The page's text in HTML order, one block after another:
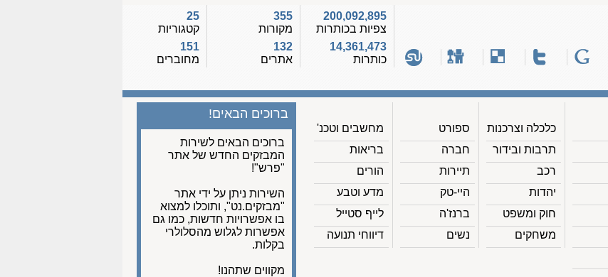
200,092,895
צפיות בכותרות
14,361,473
כותרות
355
מקורות
132
אתרים
25
קטגוריות
151
מחוברים
כלכלה וצרכנות
תרבות ובידור
רכב
יהדות
חוק ומשפט
משחקים
ספורט
חברה
תיירות
היי-טק
ברנז'ה
נשים
מחשבים וטכנ'
בריאות
הורים
מדע וטבע
לייף סטייל
דיווחי תנועה
ברוכים הבאים!
ברוכים הבאים לשירות
המבזקים החדש של אתר
"פרש"!
השירות ניתן על ידי אתר
"מבזקים.נט", ותוכלו למצוא
בו אפשרויות חדשות, כמו גם
אפשרות לגלוש מהסלולרי
בקלות.
מקווים שתהנו!